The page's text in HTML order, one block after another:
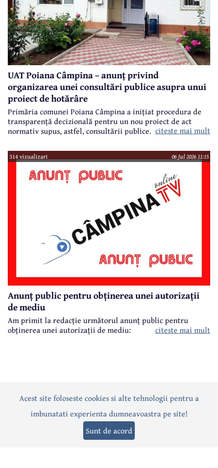
UAT Poiana Câmpina – anunț privind
organizarea unei consultări publice asupra unui
proiect de hotărâre
Primăria comunei Poiana Câmpina a inițiat procedura de
transparență decizională pentru un nou proiect de act
normativ supus, astfel, consultării publice. citeste mai mult
314 vizualizari 06 Jul 2026 11:15
Anunț public pentru obținerea unei autorizații
de mediu
Am primit la redacție următorul anunț public pentru
obținerea unei autorizații de mediu:
citeste mai mult
ActualitatePoliticăSocialEvenimentInterviuri
Editorial Sport Anunțuri
Acest site foloseste cookies si alte tehnologii pentru a
imbunatati experienta dumneavoastra pe site!
Sunt de acord